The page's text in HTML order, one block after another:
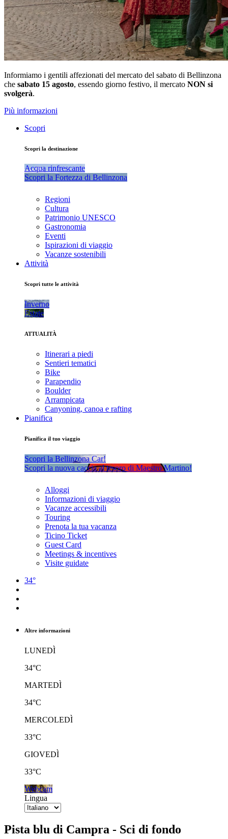
Informiamo i gentili affezionati del mercato del sabato di Bellinzona
che sabato 15 agosto, essendo giorno festivo, il mercato NON si
svolgerà.
Più informazioni
Scopri
Scopri la destinazione
Acqua rinfrescante
Scopri la Fortezza di Bellinzona
Regioni
Cultura
Patrimonio UNESCO
Gastronomia
Eventi
Ispirazioni di viaggio
Vacanze sostenibili
Attività
Scopri tutte le attività
Inverno
Estate
ATTUALITÀ
Itinerari a piedi
Sentieri tematici
Bike
Parapendio
Boulder
Arrampicata
Canyoning, canoa e rafting
Pianifica
Pianifica il tuo viaggio
Scopri la Bellinzona Car!
Scopri la nuova caccia al tesoro di Maestro Martino!
Alloggi
Informazioni di viaggio
Vacanze accessibili
Touring
Prenota la tua vacanza
Ticino Ticket
Guest Card
Meetings & incentives
Visite guidate
34°
Altre informazioni
LUNEDÌ
34°C
MARTEDÌ
34°C
MERCOLEDÌ
33°C
GIOVEDÌ
33°C
Webcam
Lingua
Pista blu di Campra - Sci di fondo